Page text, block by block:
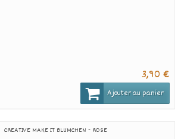
3,90 €
Ajouter au panier
CREATIVE MAKE IT BLUMCHEN - ROSE